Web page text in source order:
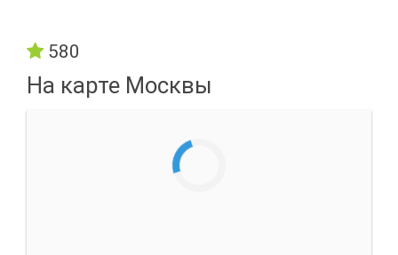
580
На карте Москвы